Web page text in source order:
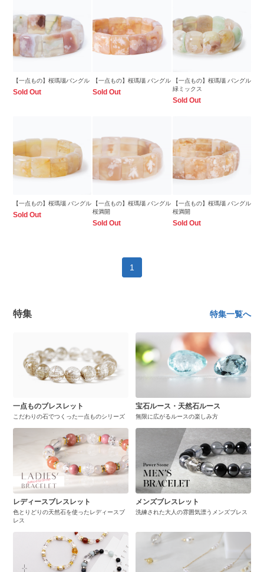
【一点もの】桜瑪瑙バングル
Sold Out
【一点もの】桜瑪瑙 バングル
Sold Out
【一点もの】桜瑪瑙 バングル
緑ミックス
Sold Out
【一点もの】桜瑪瑙 バングル
Sold Out
【一点もの】桜瑪瑙 バングル
桜満開
Sold Out
【一点もの】桜瑪瑙 バングル
桜満開
Sold Out
1
特集 特集一覧へ
一点ものブレスレット
こだわりの石でつくった一点ものシリーズ
宝石ルース・天然石ルース
無限に広がるルースの楽しみ方
レディースブレスレット
色とりどりの天然石を使ったレディースブ
レス
メンズブレスレット
洗練された大人の雰囲気漂うメンズブレス